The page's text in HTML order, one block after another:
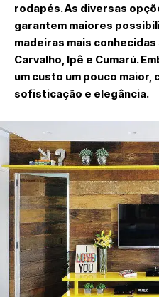
rodapés. As diversas
garantem maiores
madeiras mais conhecidas
Carvalho, Ipê e Cumarú.
um custo um pouco maior,
sofisticação e elegância.